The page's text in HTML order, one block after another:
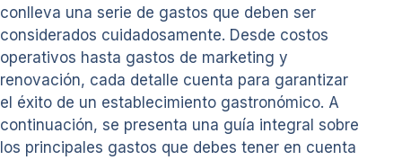
conlleva una serie de gastos que deben ser
considerados cuidadosamente. Desde costos
operativos hasta gastos de marketing y
renovación, cada detalle cuenta para garantizar
el éxito de un establecimiento gastronómico. A
continuación, se presenta una guía integral sobre
los principales gastos que debes tener en cuenta